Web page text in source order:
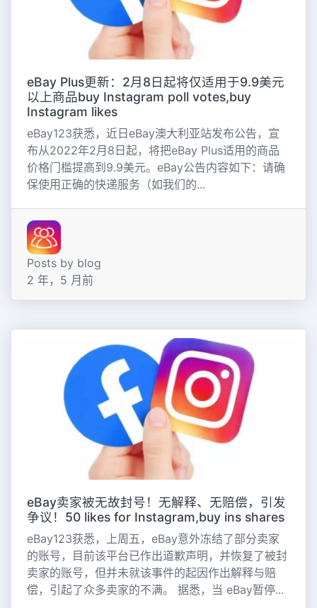
eBay Plus更新：2月8日起将仅适用于9.9美元
以上商品buy Instagram poll votes,buy
Instagram likes
eBay123获悉，近日eBay澳大利亚站发布公告，宣
布从2022年2月8日起，将把eBay Plus适用的商品
价格门槛提高到9.9美元。eBay公告内容如下：请确
保使用正确的快递服务（如我们的...
Posts by blog
2 年，5 月前
eBay卖家被无故封号！无解释、无赔偿，引发
争议！50 likes for Instagram,buy ins shares
eBay123获悉，上周五，eBay意外冻结了部分卖家
的账号，目前该平台已作出道歉声明，并恢复了被封
卖家的账号，但并未就该事件的起因作出解释与赔
偿，引起了众多卖家的不满。 据悉，当 eBay暂停...